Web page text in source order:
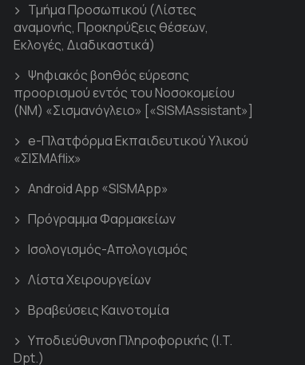
Τμήμα Προσωπικού (Λίστες
αναμονής, Προκηρύξεις θέσεων,
Εκλογές, Διαδικαστικά)
Ψηφιακός βοηθός εύρεσης
προορισμού εντός του Νοσοκομείου
(ΝΜ) «Σισμανόγλειο» [«SISMAssistant»]
e-Πλατφόρμα Εκπαιδευτικού Υλικού
«ΣΙΣΜΑflix»
Android App «SISMApp»
Πρόγραμμα Φαρμακείων
Ισολογισμός-Απολογισμός
Λίστα Χειρουργείων
Βραβεύσεις Καινοτομία
Υποδιεύθυνση Πληροφορικής (I.T.
Dpt.)